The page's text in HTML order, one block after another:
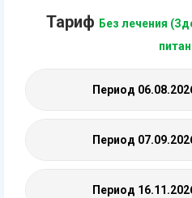
Тариф Без лечения
Период
Период
Период